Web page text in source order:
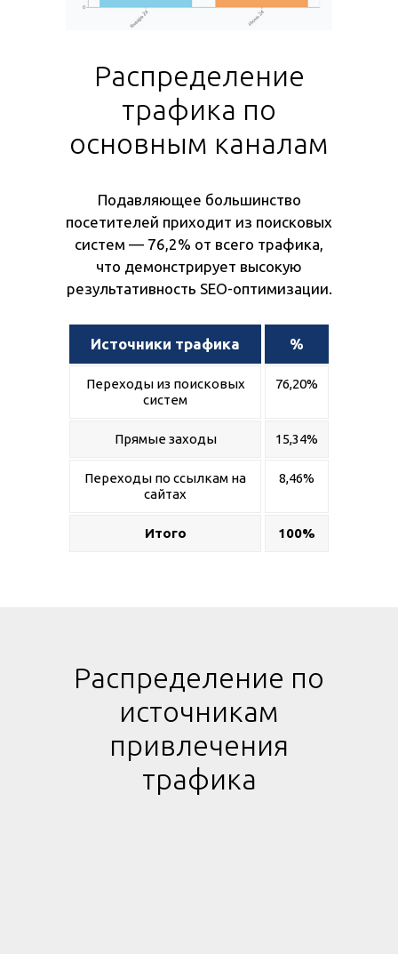
Распределение
трафика по
основным каналам
Подавляющее большинство
посетителей приходит из поисковых
систем — 76,2% от всего трафика,
что демонстрирует высокую
результативность SEO-оптимизации.
Источники трафика %
Переходы из поисковых
систем
76,20%
Прямые заходы 15,34%
Переходы по ссылкам на
сайтах
8,46%
Итого 100%
Распределение по
источникам
привлечения
трафика